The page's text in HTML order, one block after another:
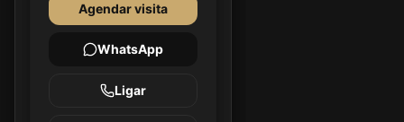
Agendar visita
WhatsApp
Ligar